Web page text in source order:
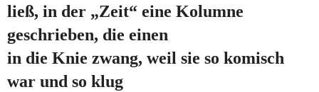
ließ, in der „Zeit“ eine Kolumne
geschrieben, die einen
in die Knie zwang, weil sie so komisch
war und so klug